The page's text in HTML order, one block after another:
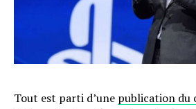
Tout est parti d’une publication du